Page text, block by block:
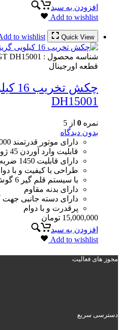
افزودن به سبد
Add to wishlist
Quick View
to wishlist
شناسه محصول : DH15001
قطعه اورجینال
DH15001
نمره 0 از 5
بدون دیدگاه
دارای موتور قدرتمند 3000 وات
قابلیت وارد آوردن 45 ژول انرژی در هر ضربه
دارای قابلیت 1450 ضربه در دقیقه
طراحی با کیفیت و با
با سیستم قلم گیر 6 گوش
دارای بدنه مقاوم
دارای دسته جانبی جهت
پرقدرت و با دوام
15,000,000 تومان
افزودن به سبد
Add to wishlist
مجوز های فعالیت
دسترسی سریع